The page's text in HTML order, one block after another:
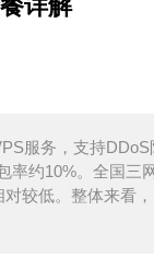
详解
服务，支持DDoS
约10%。全国三
较低。整体来看